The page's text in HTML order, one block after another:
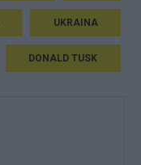
UKRAINA
DONALD TUSK